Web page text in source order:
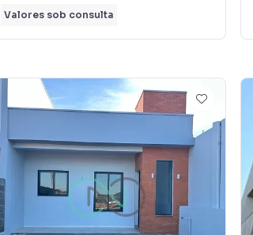
Valores sob consulta